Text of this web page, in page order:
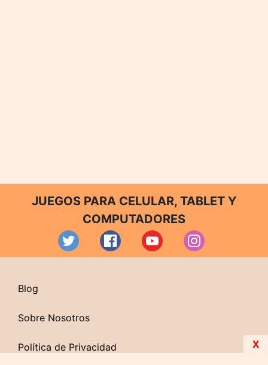
JUEGOS PARA CELULAR, TABLET Y
COMPUTADORES
Blog
Sobre Nosotros
Política de Privacidad X